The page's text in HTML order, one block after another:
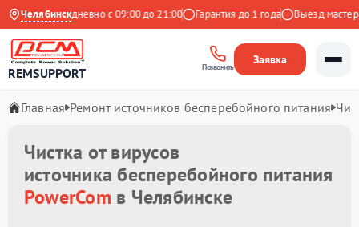
Челябинск
Ежедневно с 09:00 до 21:00 Гарантия до 1 года Выезд мастера
REMSUPPORT Позвонить
Заявка
Главная Ремонт источников бесперебойного питания
Чистка от вирусов
источника бесперебойного питания
PowerComв Челябинске